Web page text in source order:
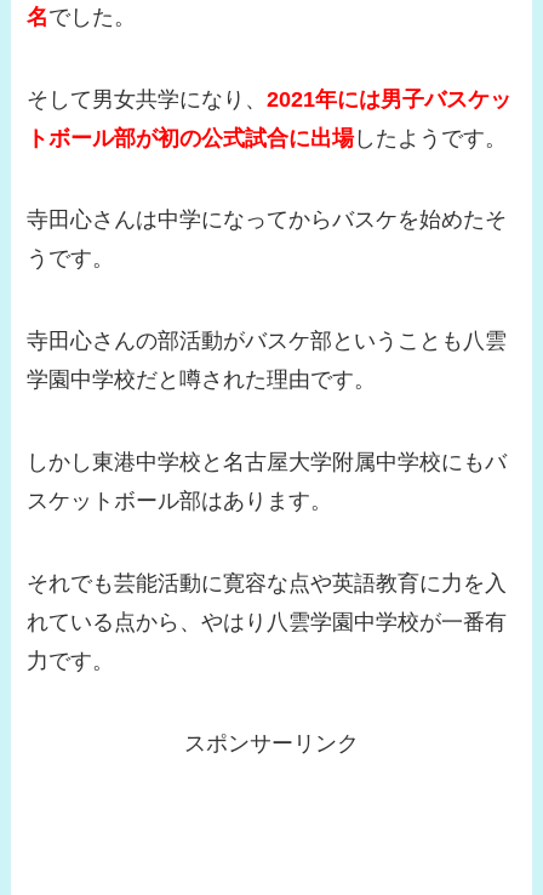
名でした。
そして男女共学になり、2021年には男子バスケッ
トボール部が初の公式試合に出場したようです。
寺田心さんは中学になってからバスケを始めたそ
うです。
寺田心さんの部活動がバスケ部ということも八雲
学園中学校だと噂された理由です。
しかし東港中学校と名古屋大学附属中学校にもバ
スケットボール部はあります。
それでも芸能活動に寛容な点や英語教育に力を入
れている点から、やはり八雲学園中学校が一番有
力です。
スポンサーリンク